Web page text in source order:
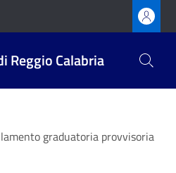
Reggio Calabria
graduatoria provvisoria